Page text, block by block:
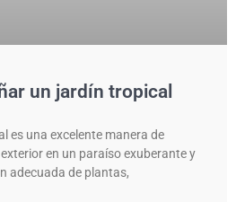
un jardín tropical
es una excelente manera de
en un paraíso exuberante y
adecuada de plantas,